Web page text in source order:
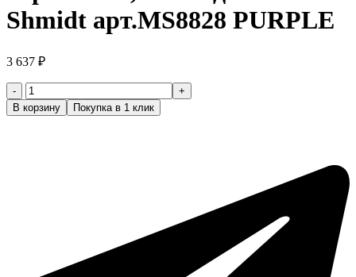
Shmidt арт.MS8828 PURPLE
3 637 ₽
Количество
товара
Фен
В корзину Покупка в 1 клик